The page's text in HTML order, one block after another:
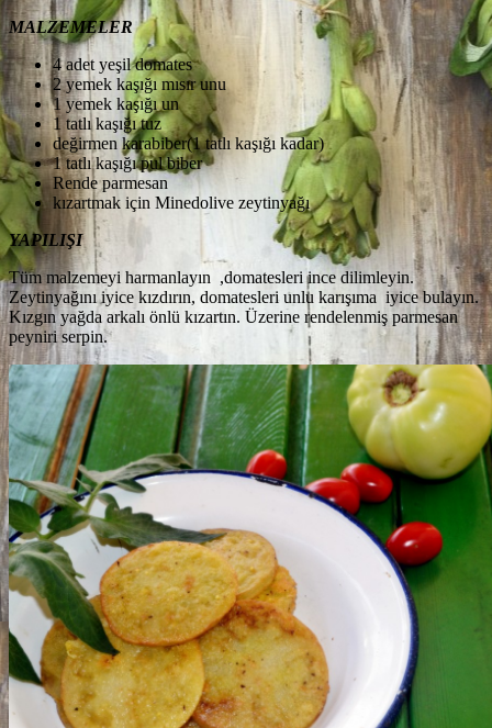
MALZEMELER
4 adet yeşil domates
2 yemek kaşığı mısır unu
1 yemek kaşığı un
1 tatlı kaşığı tuz
değirmen karabiber(1 tatlı kaşığı kadar)
1 tatlı kaşığı pul biber
Rende parmesan
kızartmak için Minedolive zeytinyağı
YAPILIŞI
Tüm malzemeyi harmanlayın ,domatesleri ince dilimleyin.
Zeytinyağını iyice kızdırın, domatesleri unlu karışıma iyice bulayın.
Kızgın yağda arkalı önlü kızartın. Üzerine rendelenmiş parmesan
peyniri serpin.